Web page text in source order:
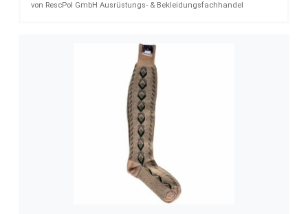
von RescPol GmbH Ausrüstungs- & Bekleidungsfachhandel